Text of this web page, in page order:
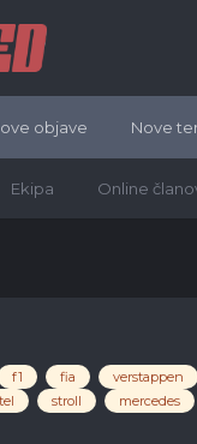
objave Nove
Ekipa Online
f1 fia verstappen
stroll mercedes